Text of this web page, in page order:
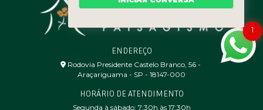
ENDEREÇO
Rodovia Presidente Castelo Branco, 56 - ㅤ
Araçariguama - SP - 18147-000
HORÁRIO DE ATENDIMENTO
Segunda à sábado: 7:30h às 17:30h
1